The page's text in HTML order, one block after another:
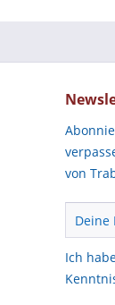
von
Ich